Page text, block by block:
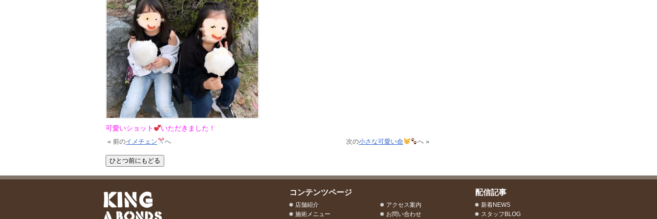
可愛いショット
いただきました！
« 前のイメチェン へ 次の小さな可愛い命 へ »
コンテンツページ
店舗紹介
施術メニュー
アクセス案内
お問い合わせ
配信記事
新着NEWS
スタッフBLOG